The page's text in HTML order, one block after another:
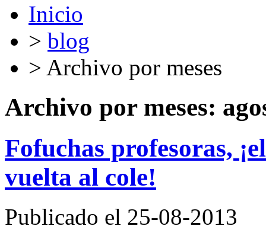
Inicio
> blog
> Archivo por meses
Archivo por meses:
Fofuchas profesoras,
vuelta al cole!
Publicado el 25-08-2013